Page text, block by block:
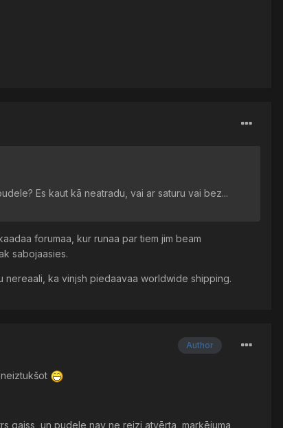
Es kaut kā neatradu, vai ar saturu vai bez...
forumaa, kur runaa par tiem jim beam
sabojaasies.
nereaali, ka vinjsh piedaavaa worldwide shipping.
Author
gaiss, un pudele nav ne reizi atvērta, marķējuma